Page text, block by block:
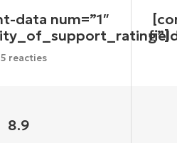
data num=”1″
reacties
8.9